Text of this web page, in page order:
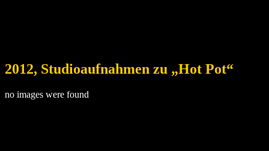
2012, Studioaufnahmen zu „Hot Pot“
no images were found